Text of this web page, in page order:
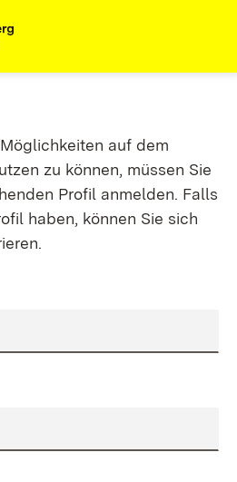
auf dem
zu können, müssen Sie
Profil anmelden. Falls
haben, können Sie sich